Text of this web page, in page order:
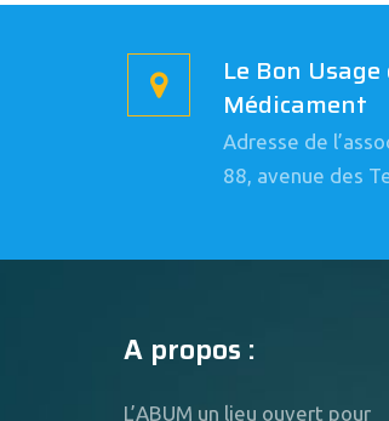
Le Bon Usage
Médicament
Adresse de
88, avenue des
A propos :
L’ABUM un lieu ouvert pour